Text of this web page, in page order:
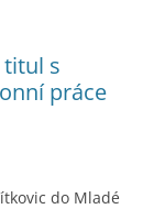
s
práce
do Mladé